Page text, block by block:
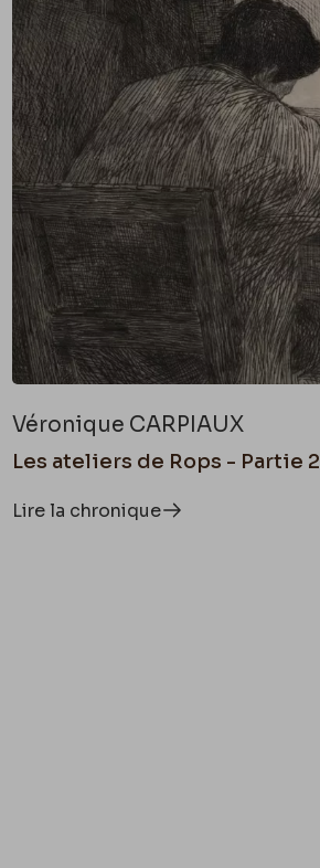
Véronique CARPIAUX
Les ateliers de Rops - Partie 2
Lire la chronique